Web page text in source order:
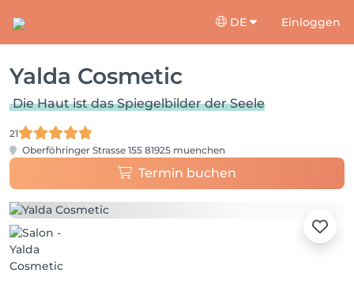
DE Einloggen
Yalda Cosmetic
Die Haut ist das Spiegelbilder der Seele
21
Oberföhringer Strasse 155 81925 muenchen
Termin buchen